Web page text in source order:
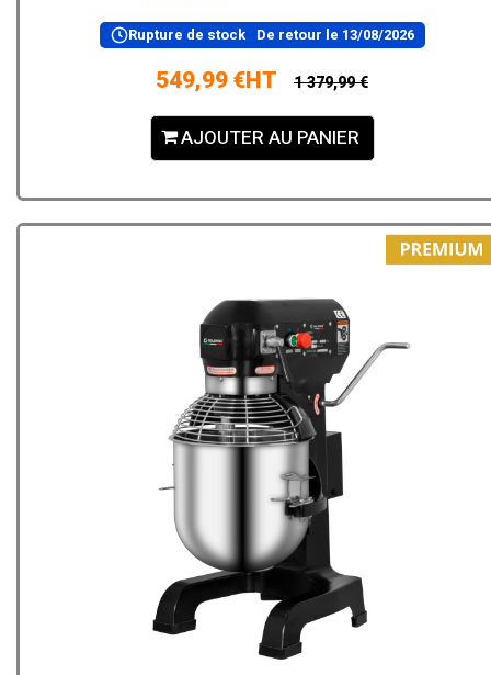
Rupture de stock De retour le 13/08/2026
549,99 €HT 1 379,99 €
AJOUTER AU PANIER